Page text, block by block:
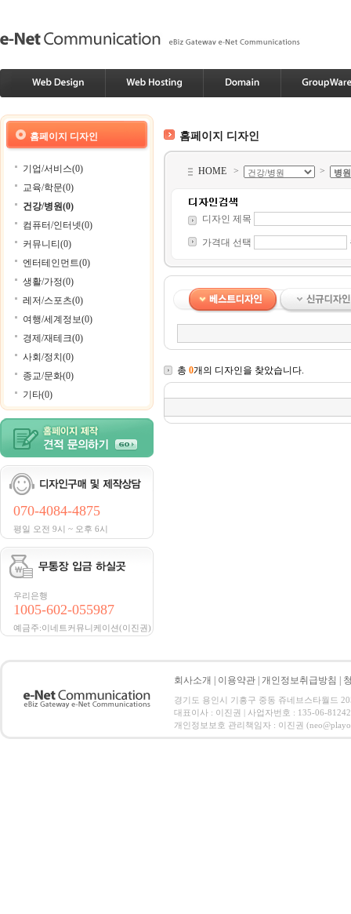
홈페이지 디자인
기업/서비스(0)
교육/학문(0)
건강/병원(0)
컴퓨터/인터넷(0)
커뮤니티(0)
엔터테인먼트(0)
생활/가정(0)
레저/스포츠(0)
여행/세계정보(0)
경제/재테크(0)
사회/정치(0)
종교/문화(0)
기타(0)
070-4084-4875
평일 오전 9시 ~ 오후 6시
우리은행
1005-602-055987
예금주:이네트커뮤니케이션(이진권)
홈페이지 디자인
HOME > >
디자인 제목
가격대 선택
총 0개의 디자인을 찾았습니다.
회사소개 이용약관 개인정보취급방침
경기도 용인시 기흥구 중동 쥬네브스타월드
대표이사 : 이진권 | 사업자번호 : 135-06-
개인정보보호 관리책임자 : 이진권